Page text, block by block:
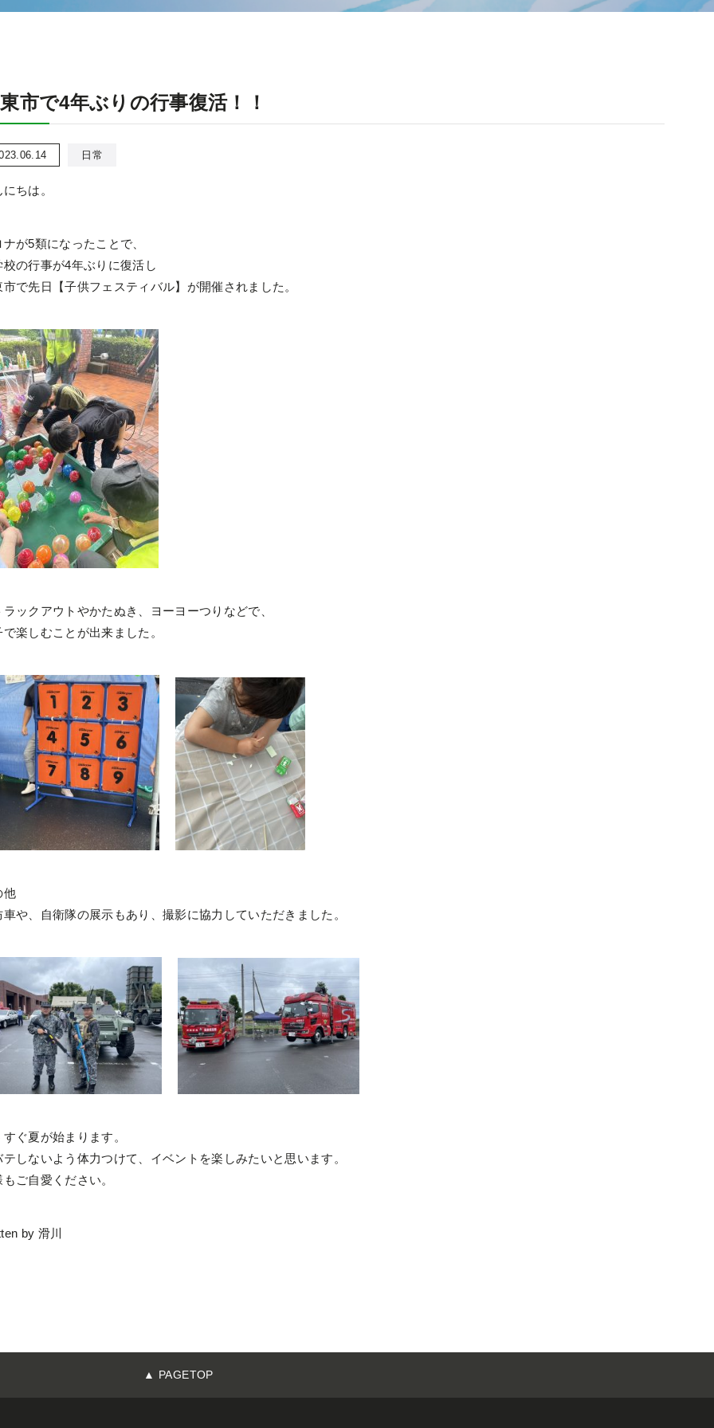
市で4年ぶりの行事復活！！
日常
ちは。
ナが5類になったことで、
校の行事が4年ぶりに復活し
市で先日【子供フェスティバル】が開催されました。
ラックアウトやかたぬき、ヨーヨーつりなどで、
で楽しむことが出来ました。
他
車や、自衛隊の展示もあり、撮影に協力していただきました。
すぐ夏が始まります。
テしないよう体力つけて、イベントを楽しみたいと思います。
ご自愛ください。
by 滑川
▲ PAGETOP